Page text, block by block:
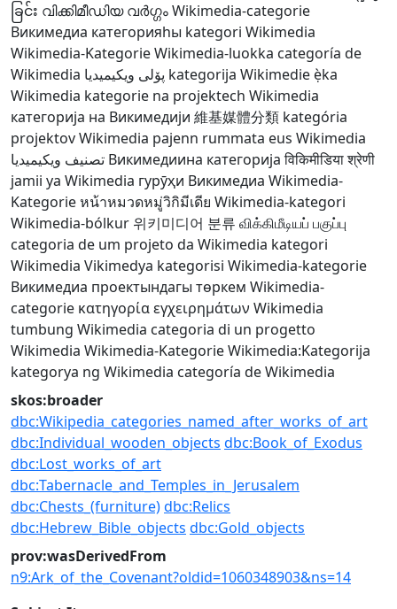
ခြင်း വിക്കിമീഡിയ വർഗ്ഗംWikimedia-categorie
Викимедиа категорияһы kategori Wikimedia
Wikimedia-KategorieWikimedia-luokka categoría de
Wikimedia پۆلی ویکیمیدیا kategorija Wikimedie ẹ̀ka
Wikimedia kategorie na projektech Wikimedia
категорија на Викимедији 維基媒體分類 kategória
projektov Wikimedia pajenn rummata eus Wikimedia
تصنيف ويكيميديا Викимедиина категорија विकिमीडिया श्रेणी
jamii ya Wikimedia гурӯҳи Викимедиа Wikimedia-
Kategorieหน้าหมวดหมู่วิกิมีเดีย Wikimedia-kategori
Wikimedia-bólkur 위키미디어 분류 விக்கிமீடியப் பகுப்பு
categoria de um projeto da Wikimedia kategori
Wikimedia Vikimedya kategorisi Wikimedia-kategorie
Викимедиа проектындагы төркем Wikimedia-
categorie κατηγορία εγχειρημάτων Wikimedia
tumbung Wikimedia categoria di un progetto
Wikimedia Wikimedia-KategorieWikimedia:Kategorija
kategorya ng Wikimedia categoría de Wikimedia
skos:broader
dbc:Wikipedia_categories_named_after_works_of_art
dbc:Individual_wooden_objects dbc:Book_of_Exodus
dbc:Lost_works_of_art
dbc:Tabernacle_and_Temples_in_Jerusalem
dbc:Chests_(furniture)dbc:Relics
dbc:Hebrew_Bible_objects dbc:Gold_objects
prov:wasDerivedFrom
n9:Ark_of_the_Covenant?oldid=1060348903&ns=14